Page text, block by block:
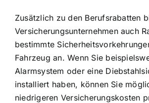
Zusätzlich zu den Berufsrabatten
Versicherungsunternehmen auch
bestimmte
Fahrzeug an. Wenn Sie
Alarmsystem oder eine
installiert haben, können Sie
niedrigeren Versicherungskosten